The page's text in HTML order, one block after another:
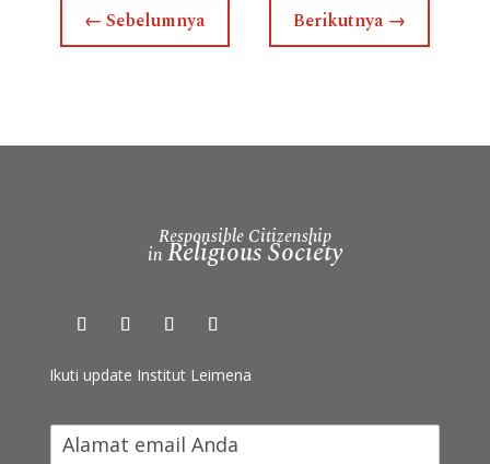
← Sebelumnya Berikutnya →
Responsible Citizenship
in Religious Society
Ikuti update Institut Leimena